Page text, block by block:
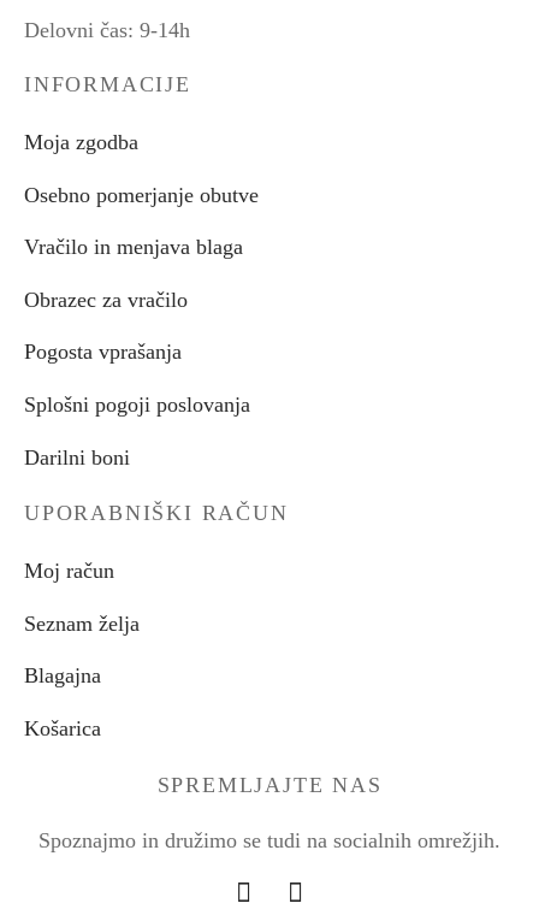
Delovni čas: 9-14h
INFORMACIJE
Moja zgodba
Osebno pomerjanje obutve
Vračilo in menjava blaga
Obrazec za vračilo
Pogosta vprašanja
Splošni pogoji poslovanja
Darilni boni
UPORABNIŠKI RAČUN
Moj račun
Seznam želja
Blagajna
Košarica
SPREMLJAJTE NAS
Spoznajmo in družimo se tudi na socialnih omrežjih.